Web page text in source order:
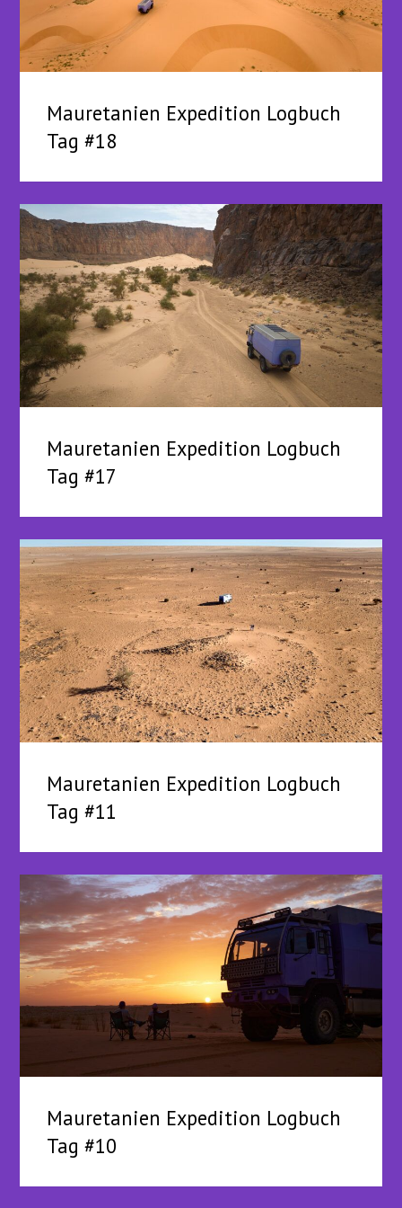
Mauretanien Expedition Logbuch
Tag #18
Mauretanien Expedition Logbuch
Tag #17
Mauretanien Expedition Logbuch
Tag #11
Mauretanien Expedition Logbuch
Tag #10